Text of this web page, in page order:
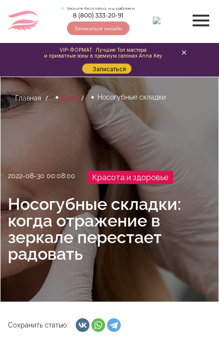
Звоните бесплатно, мы работаем
8 (800) 333-20-91
Записаться онлайн
Главная Блог Носогубные складки
2022-08-30 00:08:00 Красота и здоровье
Носогубные складки:
когда отражение в
зеркале перестает
радовать
Сохранить статью:
VIP-ФОРМАТ: Лучшие Топ мастера
и приватные зоны в премиум салонах Anna Key
Записаться